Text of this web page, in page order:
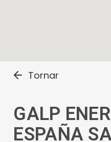
Tornar
GALP
ESPAÑA